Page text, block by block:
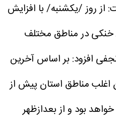
روز /یکشنبه/ با افزایش
در مناطق مختلف
نجفی افزود: بر اساس آخرین
مناطق استان پیش از
بود و از بعدازظهر